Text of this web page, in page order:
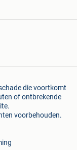
die voortkomt
of ontbrekende
voorbehouden.